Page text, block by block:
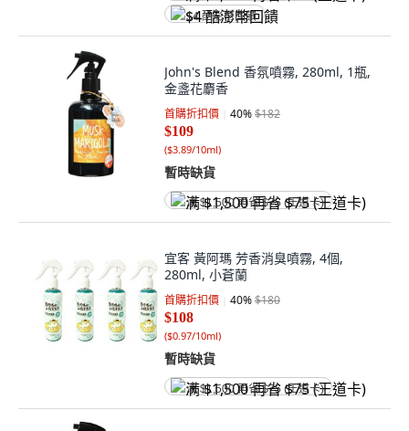
$4 酷澎幣回饋
John's Blend 香氛噴霧, 280ml, 1瓶,
金盞花麝香
首購折扣價 40%$182
$109
($3.89/10ml)
暫時缺貨
满 $1,500 再省 $75 (王道卡)
宜客 黃阿瑪 芳香消臭噴霧, 4個,
280ml, 小蒼蘭
首購折扣價 40%$180
$108
($0.97/10ml)
暫時缺貨
满 $1,500 再省 $75 (王道卡)